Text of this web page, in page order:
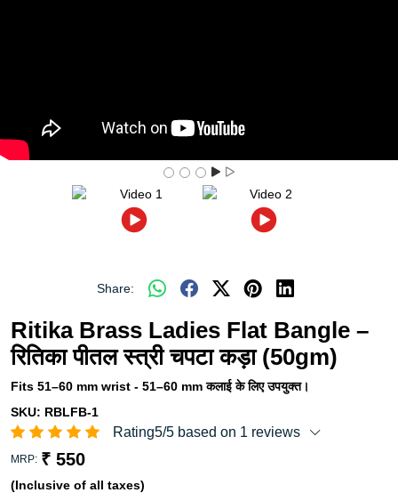
Share:
Ritika Brass Ladies Flat Bangle –
रितिका पीतल स्त्री चपटा कड़ा (50gm)
Fits 51–60 mm wrist - 51–60 mm कलाई के लिए उपयुक्त।
SKU: RBLFB-1
Rating5/5 based on 1 reviews
MRP: ₹ 550
(Inclusive of all taxes)